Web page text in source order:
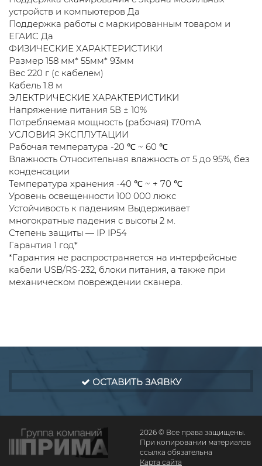
устройств и компьютеров Да
Поддержка работы с маркированным товаром и
ЕГАИС Да
ФИЗИЧЕСКИЕ ХАРАКТЕРИСТИКИ
Размер 158 мм* 55мм* 93мм
Вес 220 г (с кабелем)
Кабель 1.8 м
ЭЛЕКТРИЧЕСКИЕ ХАРАКТЕРИСТИКИ
Напряжение питания 5В ± 10%
Потребляемая мощность (рабочая) 170mA
УСЛОВИЯ ЭКСПЛУТАЦИИ
Рабочая температура -20 ℃ ~ 60 ℃
Влажность Относительная влажность от 5 до 95%, без
конденсации
Температура хранения -40 ℃ ~ + 70 ℃
Уровень освещенности 100 000 люкс
Устойчивость к падениям Выдерживает
многократные падения с высоты 2 м.
Степень защиты — IP IP54
Гарантия 1 год*
*Гарантия не распространяется на интерфейсные
кабели USB/RS-232, блоки питания, а также при
механическом повреждении сканера.
ОСТАВИТЬ ЗАЯВКУ
2026 © Все права защищены.
При копировании материалов
ссылка обязательна
Карта сайта